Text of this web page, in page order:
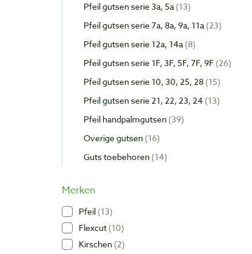
Pfeil gutsen serie 3a, 5a 13
Pfeil gutsen serie 7a, 8a, 9a, 11a 23
Pfeil gutsen serie 12a, 14a 8
Pfeil gutsen serie 1F, 3F, 5F, 7F, 9F 26
Pfeil gutsen serie 10, 30, 25, 28 15
Pfeil gutsen serie 21, 22, 23, 24 13
Pfeil handpalmgutsen 39
Overige gutsen 16
Guts toebehoren 14
Merken
Pfeil 13
Flexcut 10
Kirschen 2